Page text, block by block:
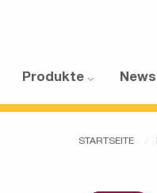
Produkte News
STARTSEITE